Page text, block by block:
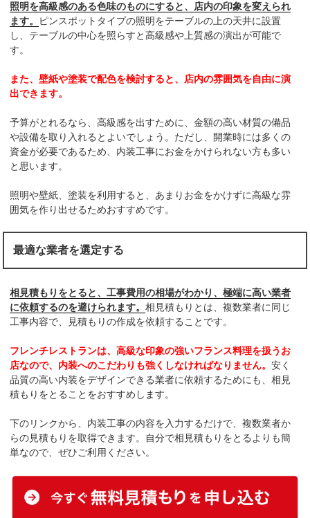
照明を高級感のある色味のものにすると、店内の印象を変えられ
ます。 ピンスポットタイプの照明をテーブルの上の天井に設置
し、テーブルの中心を照らすと高級感や上質感の演出が可能で
す。
また、壁紙や塗装で配色を検討すると、店内の雰囲気を自由に演
出できます。
予算がとれるなら、高級感を出すために、金額の高い材質の備品
や設備を取り入れるとよいでしょう。ただし、開業時には多くの
資金が必要であるため、内装工事にお金をかけられない方も多い
と思います。
照明や壁紙、塗装を利用すると、あまりお金をかけずに高級な雰
囲気を作り出せるためおすすめです。
最適な業者を選定する
相見積もりをとると、工事費用の相場がわかり、極端に高い業者
に依頼するのを避けられます。相見積もりとは、複数業者に同じ
工事内容で、見積もりの作成を依頼することです。
フレンチレストランは、高級な印象の強いフランス料理を扱うお
店なので、内装へのこだわりも強くしなければなりません。安く
品質の高い内装をデザインできる業者に依頼するためにも、相見
積もりをとることをおすすめします。
下のリンクから、内装工事の内容を入力するだけで、複数業者か
らの見積もりを取得できます。自分で相見積もりをとるよりも簡
単なので、ぜひご利用ください。